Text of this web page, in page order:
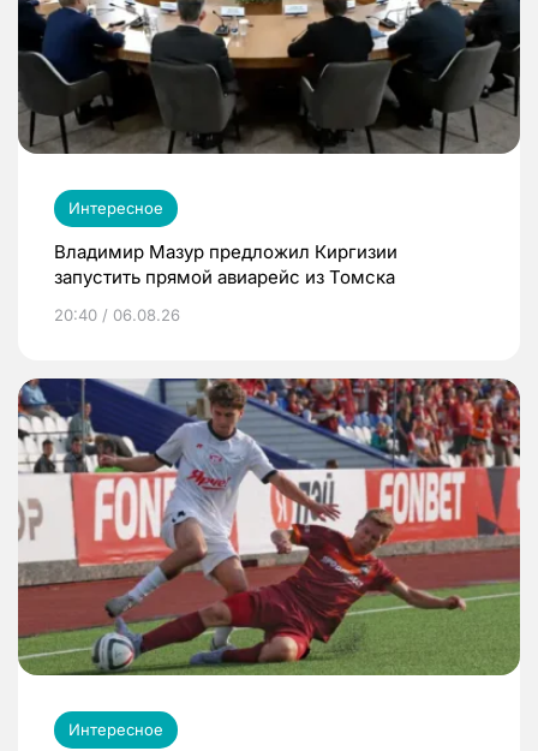
Интересное
Владимир Мазур предложил Киргизии
запустить прямой авиарейс из Томска
20:40 / 06.08.26
Интересное